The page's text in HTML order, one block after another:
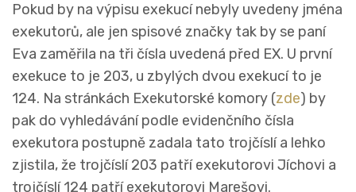
Pokud by na výpisu exekucí nebyly uvedeny jména
exekutorů, ale jen spisové značky tak by se paní
Eva zaměřila na tři čísla uvedená před EX. U první
exekuce to je 203, u zbylých dvou exekucí to je
124. Na stránkách Exekutorské komory (zde) by
pak do vyhledávání podle evidenčního čísla
exekutora postupně zadala tato trojčíslí a lehko
zjistila, že trojčíslí 203 patří exekutorovi Jíchovi a
trojčíslí 124 patří exekutorovi Marešovi.